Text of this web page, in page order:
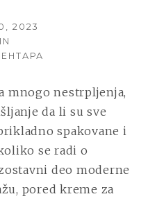
2023
PLAŽU
–
ZAŠTO
BITNI
I
KAKO
mnogo nestrpljenja,
da li su sve
spakovane i
se radi o
deo moderne
pored kreme za